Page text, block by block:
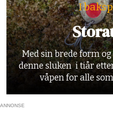
I
Med sin brede form
denne sluken i tiår
våpen for alle
ANNONSE